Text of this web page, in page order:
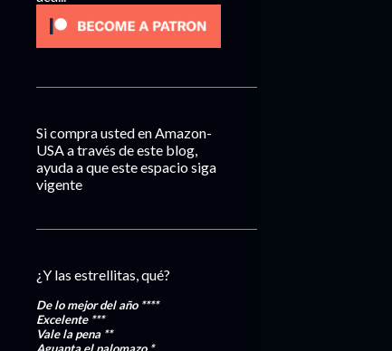
Si compra usted en Amazon-
USA a través de este blog,
ayuda a que este espacio siga
vigente
¿Y las estrellitas, qué?
De lo mejor del año ****
Excelente***
Vale la pena **